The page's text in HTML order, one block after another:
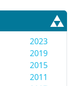
2023
2019
2015
2011